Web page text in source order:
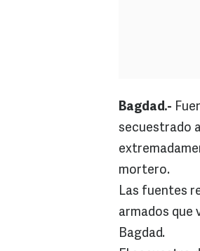
Bagdad.-
secuestrado
mortero.
Las fuentes
armados que
Bagdad.